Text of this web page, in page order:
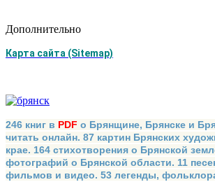
Дополнительно
Карта сайта (Sitemap)
246 книг в PDF о Брянщине, Брянске и
читать онлайн. 87 картин Брянских
крае. 164 стихотворения о Брянской
фотографий о Брянской области. 11
фильмов и видео. 53 легенды,